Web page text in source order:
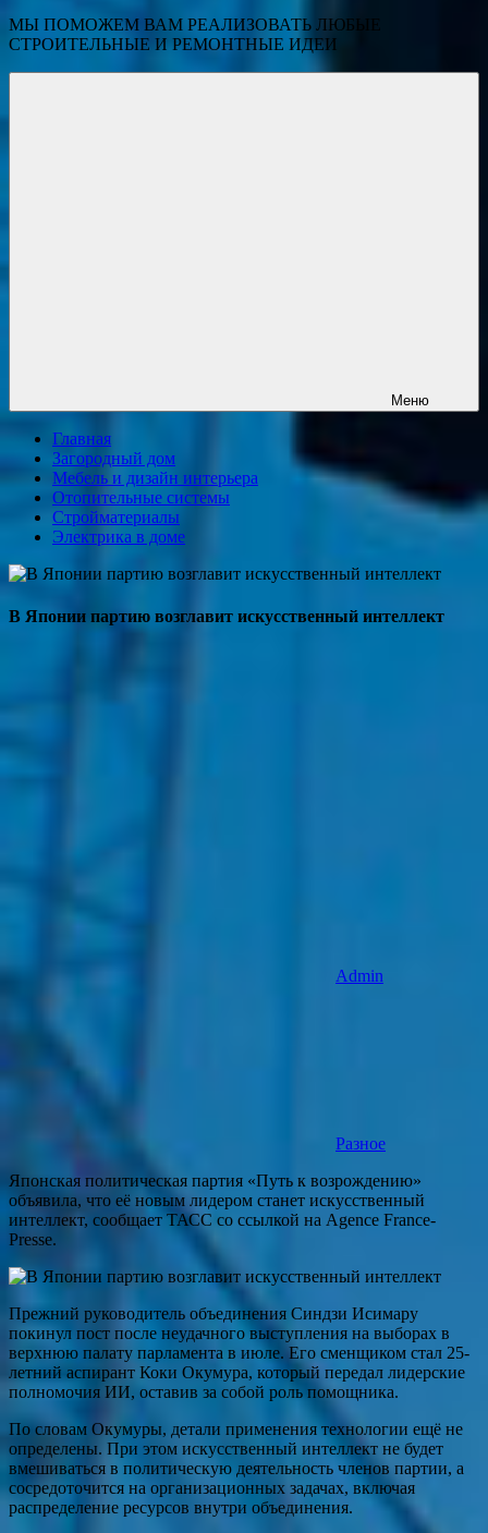
МЫ ПОМОЖЕМ ВАМ РЕАЛИЗОВАТЬ ЛЮБЫЕ
СТРОИТЕЛЬНЫЕ И РЕМОНТНЫЕ ИДЕИ
Меню
Главная
Загородный дом
Мебель и дизайн интерьера
Отопительные системы
Стройматериалы
Электрика в доме
В Японии партию возглавит искусственный интеллект
Admin
Разное
Японская политическая партия «Путь к возрождению»
объявила, что её новым лидером станет искусственный
интеллект, сообщает ТАСС со ссылкой на Agence France-
Presse.
Прежний руководитель объединения Синдзи Исимару
покинул пост после неудачного выступления на выборах в
верхнюю палату парламента в июле. Его сменщиком стал 25-
летний аспирант Коки Окумура, который передал лидерские
полномочия ИИ, оставив за собой роль помощника.
По словам Окумуры, детали применения технологии ещё не
определены. При этом искусственный интеллект не будет
вмешиваться в политическую деятельность членов партии, а
сосредоточится на организационных задачах, включая
распределение ресурсов внутри объединения.